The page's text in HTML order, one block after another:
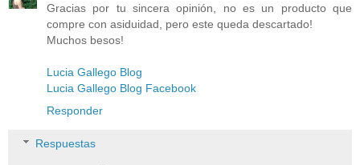
Gracias por tu sincera opinión, no es un producto que
compre con asiduidad, pero este queda descartado!
Muchos besos!
Lucia Gallego Blog
Lucia Gallego Blog Facebook
Responder
Respuestas